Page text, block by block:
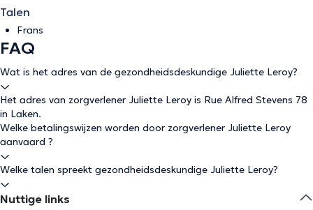
Talen
Frans
FAQ
Wat is het adres van de gezondheidsdeskundige Juliette Leroy?
Het adres van zorgverlener Juliette Leroy is Rue Alfred Stevens 78
in Laken.
Welke betalingswijzen worden door zorgverlener Juliette Leroy
aanvaard ?
Welke talen spreekt gezondheidsdeskundige Juliette Leroy?
Nuttige links